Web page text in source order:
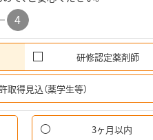
4
研修認定薬剤師
取得見込（薬学生等）
3ヶ月以内